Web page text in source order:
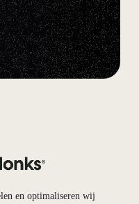
en optimaliseren wij